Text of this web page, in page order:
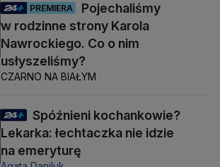
PREMIERA
Pojechaliśmy
w rodzinne strony Karola
Nawrockiego. Co o nim
usłyszeliśmy?
CZARNO NA BIAŁYM
Spóźnieni kochankowie?
Lekarka: łechtaczka nie idzie
na emeryturę